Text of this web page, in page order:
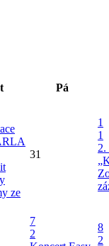
Pá
ze
31
1
1
2.
7
2
8
2